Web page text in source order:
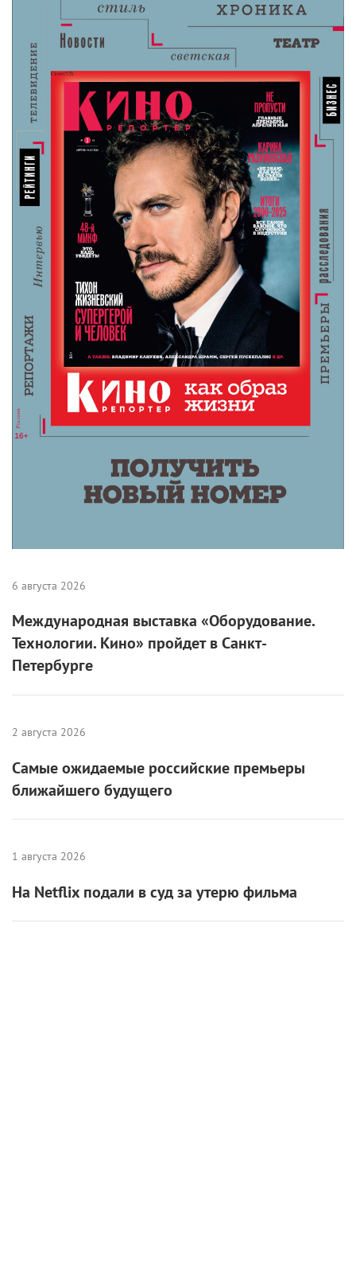
6 августа 2026
Международная выставка «Оборудование.
Технологии. Кино» пройдет в Санкт-
Петербурге
2 августа 2026
Самые ожидаемые российские премьеры
ближайшего будущего
1 августа 2026
На Netflix подали в суд за утерю фильма